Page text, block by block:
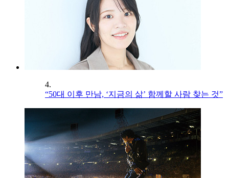
4.
“50대 이후 만남, ‘지금의 삶’ 함께할 사람 찾는 것”